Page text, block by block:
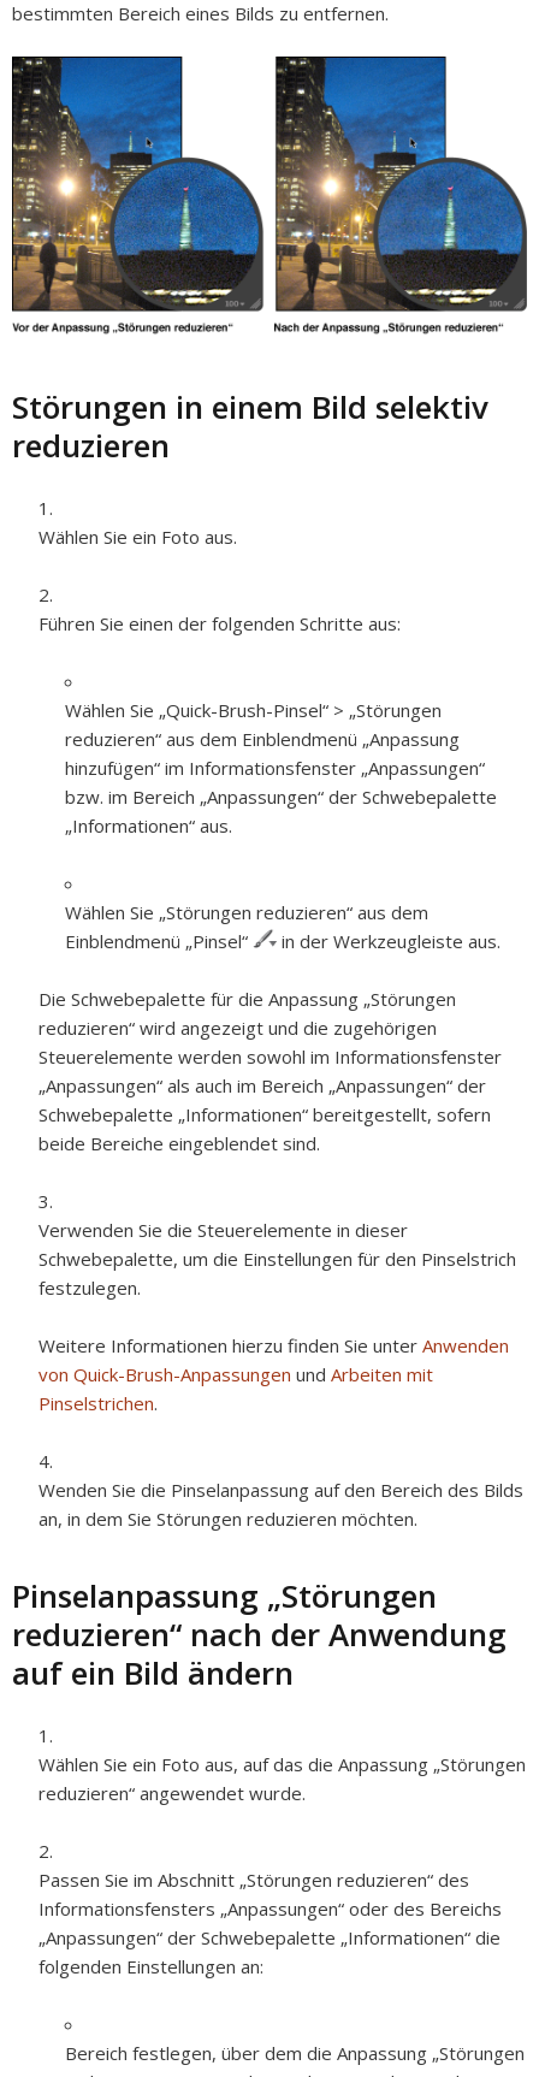
bestimmten Bereich eines Bilds zu entfernen.
Störungen in einem Bild selektiv
reduzieren
Wählen Sie ein Foto aus.
Führen Sie einen der folgenden Schritte aus:
Wählen Sie „Quick-Brush-Pinsel“ > „Störungen
reduzieren“ aus dem Einblendmenü „Anpassung
hinzufügen“ im Informationsfenster „Anpassungen“
bzw. im Bereich „Anpassungen“ der Schwebepalette
„Informationen“ aus.
Wählen Sie „Störungen reduzieren“ aus dem
Einblendmenü „Pinsel“
in der Werkzeugleiste aus.
Die Schwebepalette für die Anpassung „Störungen
reduzieren“ wird angezeigt und die zugehörigen
Steuerelemente werden sowohl im Informationsfenster
„Anpassungen“ als auch im Bereich „Anpassungen“ der
Schwebepalette „Informationen“ bereitgestellt, sofern
beide Bereiche eingeblendet sind.
Verwenden Sie die Steuerelemente in dieser
Schwebepalette, um die Einstellungen für den Pinselstrich
festzulegen.
Weitere Informationen hierzu finden Sie unter Anwenden
von Quick-Brush-Anpassungen und Arbeiten mit
Pinselstrichen.
Wenden Sie die Pinselanpassung auf den Bereich des Bilds
an, in dem Sie Störungen reduzieren möchten.
Pinselanpassung „Störungen
reduzieren“ nach der Anwendung
auf ein Bild ändern
Wählen Sie ein Foto aus, auf das die Anpassung „Störungen
reduzieren“ angewendet wurde.
Passen Sie im Abschnitt „Störungen reduzieren“ des
Informationsfensters „Anpassungen“ oder des Bereichs
„Anpassungen“ der Schwebepalette „Informationen“ die
folgenden Einstellungen an:
Bereich festlegen, über dem die Anpassung „Störungen